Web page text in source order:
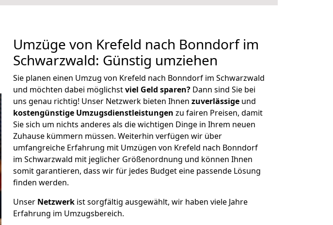
Umzüge von Krefeld nach Bonndorf im
Schwarzwald: Günstig umziehen
Sie planen einen Umzug von Krefeld nach Bonndorf im Schwarzwald
und möchten dabei möglichstviel Geld sparen? Dann sind Sie bei
uns genau richtig! Unser Netzwerk bieten Ihnen zuverlässige und
kostengünstige Umzugsdienstleistungen zu fairen Preisen, damit
Sie sich um nichts anderes als die wichtigen Dinge in Ihrem neuen
Zuhause kümmern müssen. Weiterhin verfügen wir über
umfangreiche Erfahrung mit Umzügen von Krefeld nach Bonndorf
im Schwarzwald mit jeglicher Größenordnung und können Ihnen
somit garantieren, dass wir für jedes Budget eine passende Lösung
finden werden.
Unser Netzwerk ist sorgfältig ausgewählt, wir haben viele Jahre
Erfahrung im Umzugsbereich.